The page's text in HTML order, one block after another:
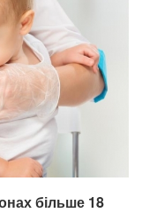
більше 18